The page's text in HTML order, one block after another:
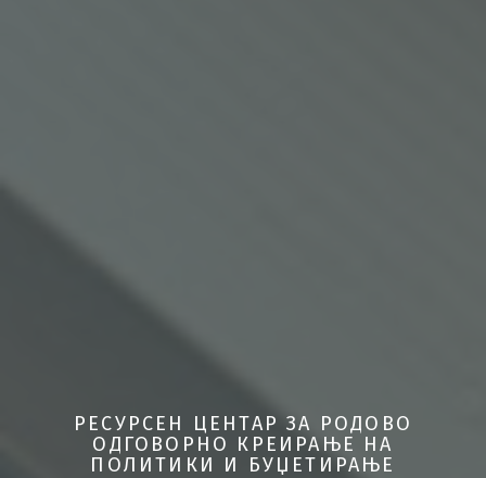
РЕСУРСЕН ЦЕНТАР ЗА РОДОВО
ОДГОВОРНО КРЕИРАЊЕ НА
ПОЛИТИКИ И БУЏЕТИРАЊЕ